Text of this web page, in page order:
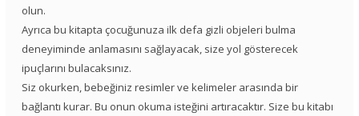
olun.
Ayrıca bu kitapta çocuğunuza ilk defa gizli objeleri bulma
deneyiminde anlamasını sağlayacak, size yol gösterecek
ipuçlarını bulacaksınız.
Siz okurken, bebeğiniz resimler ve kelimeler arasında bir
bağlantı kurar. Bu onun okuma isteğini artıracaktır. Size bu kitabı